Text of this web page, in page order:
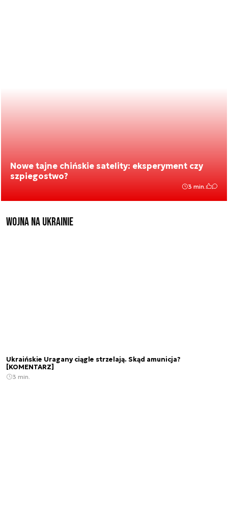
Nowe tajne chińskie satelity: eksperyment czy
szpiegostwo?
3 min.
Wojna na Ukrainie
Ukraińskie Uragany ciągle strzelają. Skąd amunicja?
[KOMENTARZ]
3 min.